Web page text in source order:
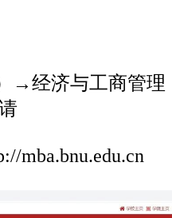
→经济与工商管理
mba.bnu.edu.cn